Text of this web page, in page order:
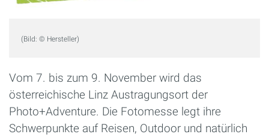
(Bild: © Hersteller)
Vom 7. bis zum 9. November wird das
österreichische Linz Austragungsort der
Photo+Adventure. Die Fotomesse legt ihre
Schwerpunkte auf Reisen, Outdoor und natürlich